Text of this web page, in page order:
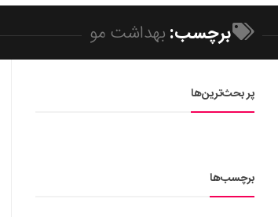
برچسب:بهداشت مو
پر بحث‌ترین‌ها
برچسب‌ها